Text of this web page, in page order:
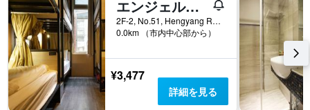
エンジェルズ ホステル 台北 西門
2F-2, No.51, Hengyang Rd., 台北市, 台湾
0.0km （市内中心部から）
¥3,477
詳細を見る